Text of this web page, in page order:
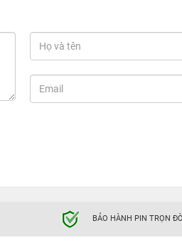
BẢO HÀNH PIN TRỌN